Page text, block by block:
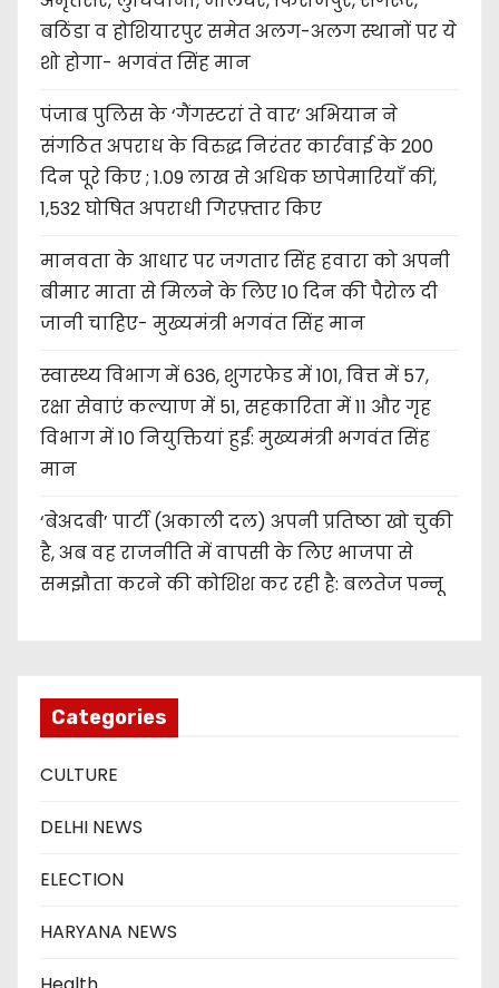
बठिंडा व होशियारपुर समेत अलग-अलग स्थानों पर ये
शो होगा- भगवंत सिंह मान
पंजाब पुलिस के ‘गैंगस्टरां ते वार’ अभियान ने
संगठित अपराध के विरुद्ध निरंतर कार्रवाई के 200
दिन पूरे किए ; 1.09 लाख से अधिक छापेमारियाँ कीं,
1,532 घोषित अपराधी गिरफ़्तार किए
मानवता के आधार पर जगतार सिंह हवारा को अपनी
बीमार माता से मिलने के लिए 10 दिन की पैरोल दी
जानी चाहिए- मुख्यमंत्री भगवंत सिंह मान
स्वास्थ्य विभाग में 636, शुगरफेड में 101, वित्त में 57,
रक्षा सेवाएं कल्याण में 51, सहकारिता में 11 और गृह
विभाग में 10 नियुक्तियां हुईं: मुख्यमंत्री भगवंत सिंह
मान
‘बेअदबी’ पार्टी (अकाली दल) अपनी प्रतिष्ठा खो चुकी
है, अब वह राजनीति में वापसी के लिए भाजपा से
समझौता करने की कोशिश कर रही है: बलतेज पन्नू
Categories
CULTURE
DELHI NEWS
ELECTION
HARYANA NEWS